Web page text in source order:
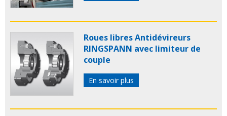
Roues libres Antidévireurs
RINGSPANN avec limiteur de
couple
En savoir plus